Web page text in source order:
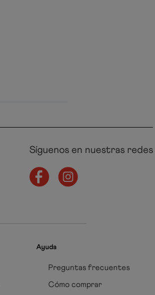
Síguenos en nuestras redes
Ayuda
Preguntas frecuentes
Cómo comprar